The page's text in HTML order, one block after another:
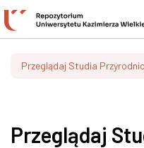
Przeglądaj Studia
Przeglądaj